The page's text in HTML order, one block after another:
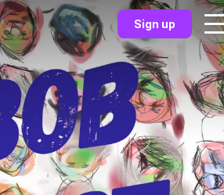
Sign up